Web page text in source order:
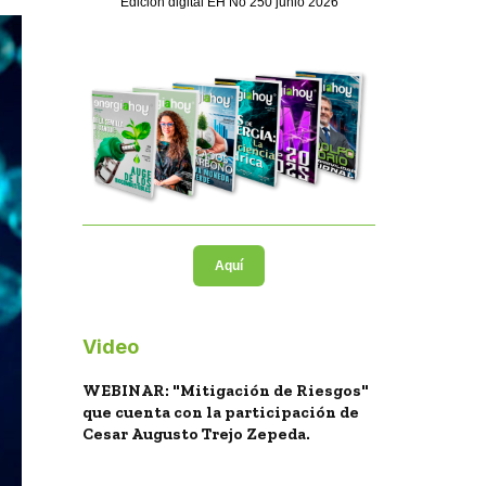
Aquí
Video
WEBINAR: "Mitigación de Riesgos"
que cuenta con la participación de
Cesar Augusto Trejo Zepeda.